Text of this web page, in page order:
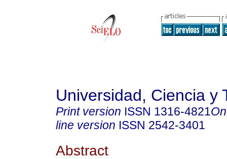
Universidad, Ciencia y
Print version ISSN 1316-4821
line version ISSN 2542-3401
Abstract